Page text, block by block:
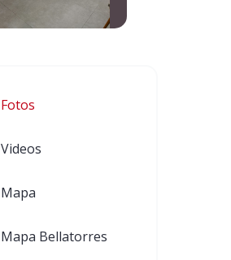
Fotos
Videos
Mapa
Mapa Bellatorres